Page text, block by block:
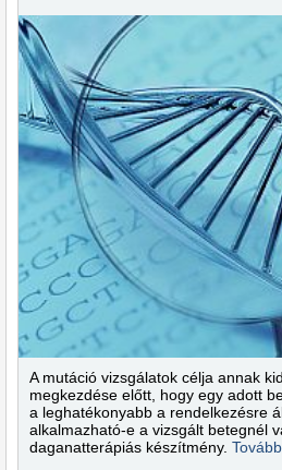
A mutáció vizsgálatok célja annak
megkezdése előtt, hogy egy adott
a leghatékonyabb a rendelkezésre
alkalmazható-e a vizsgált betegnél
daganatterápiás készítmény.